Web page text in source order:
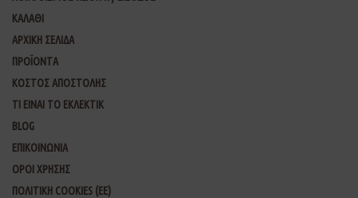
ΚΑΛΑΘΙ
ΑΡΧΙΚΗ ΣΕΛΙΔΑ
ΠΡΟΪΟΝΤΑ
ΚΟΣΤΟΣ ΑΠΟΣΤΟΛΗΣ
ΤΙ ΕΙΝΑΙ ΤΟ ΕΚΛΕΚΤΙΚ
BLOG
ΕΠΙΚΟΙΝΩΝΙΑ
ΟΡΟΙ ΧΡΗΣΗΣ
ΠΟΛΙΤΙΚΗ COOKIES (ΕΕ)